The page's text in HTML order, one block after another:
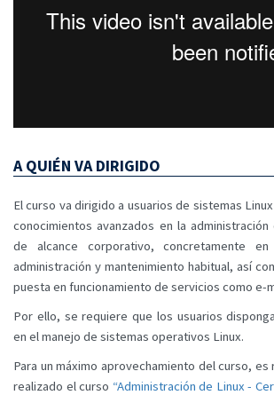
A QUIÉN VA DIRIGIDO
El curso va dirigido a usuarios de sistemas
conocimientos avanzados en la
de alcance corporativo, concretamente
administración y mantenimiento habitual, así
puesta en funcionamiento de servicios como e-
Por ello, se requiere que los usuarios
en el manejo de sistemas operativos Linux.
Para un máximo aprovechamiento del curso,
realizado el curso “Administración de Linux -